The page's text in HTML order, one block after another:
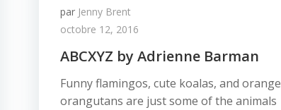
par Jenny Brent
octobre 12, 2016
ABCXYZ by Adrienne Barman
Funny flamingos, cute koalas, and orange
orangutans are just some of the animals